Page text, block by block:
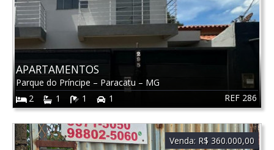
REF 286
APARTAMENTOS
Parque do Príncipe – Paracatu – MG
2
1 1 1
Venda: R$ 360.000,00